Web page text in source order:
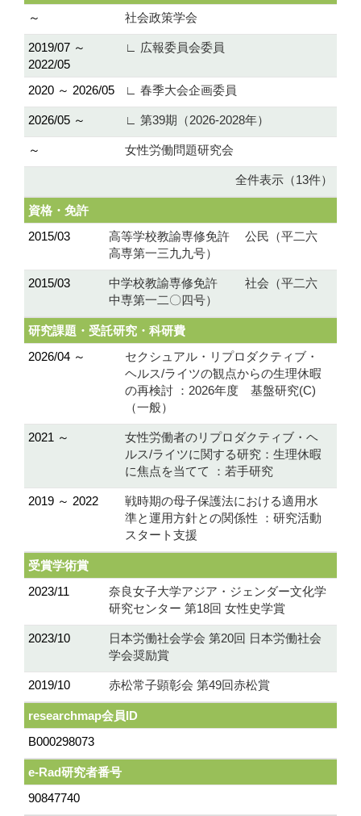
～
社会政策学会
2019/07 ～
2022/05
∟ 広報委員会委員
2020 ～ 2026/05 ∟ 春季大会企画委員
2026/05 ～ ∟ 第39期（2026-2028年）
～ 女性労働問題研究会
全件表示（13件）
資格・免許
2015/03
高等学校教諭専修免許 公民（平二六
高専第一三九九号）
2015/03
中学校教諭専修免許 社会（平二六
中専第一二〇四号）
研究課題・受託研究・科研費
2026/04 ～
セクシュアル・リプロダクティブ・
ヘルス/ライツの観点からの生理休暇
の再検討 ：2026年度 基盤研究(C)
（一般）
2021 ～
女性労働者のリプロダクティブ・ヘ
ルス/ライツに関する研究：生理休暇
に焦点を当てて ：若手研究
2019 ～ 2022
戦時期の母子保護法における適用水
準と運用方針との関係性 ：研究活動
スタート支援
受賞学術賞
2023/11
奈良女子大学アジア・ジェンダー文化学
研究センター 第18回 女性史学賞
2023/10
日本労働社会学会 第20回 日本労働社会
学会奨励賞
2019/10 赤松常子顕彰会 第49回赤松賞
researchmap会員ID
B000298073
e-Rad研究者番号
90847740